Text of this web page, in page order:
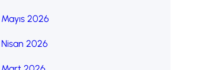
Mayıs 2026
Nisan 2026